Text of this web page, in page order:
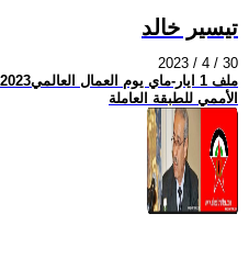
تيسير خالد
2023 / 4 / 30
الأممي للطبقة العاملة